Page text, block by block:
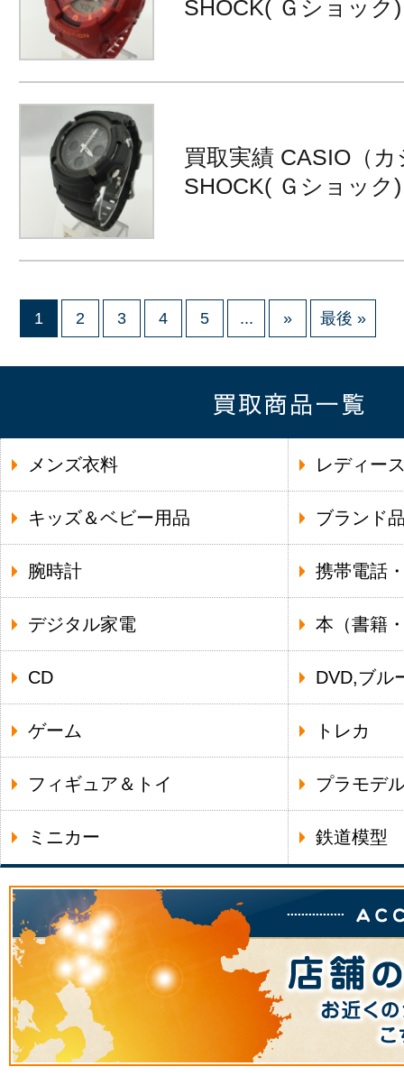
SHOCK( Ｇショック
買取実績 CASIO（
SHOCK( Ｇショック
1 2 3 4 5 ... » 最後 »
メンズ衣料 レディー
キッズ＆ベビー用品 ブランド
腕時計 携帯電話
デジタル家電 本（書籍
CD DVD,ブル
ゲーム トレカ
フィギュア＆トイ プラモデ
ミニカー 鉄道模型